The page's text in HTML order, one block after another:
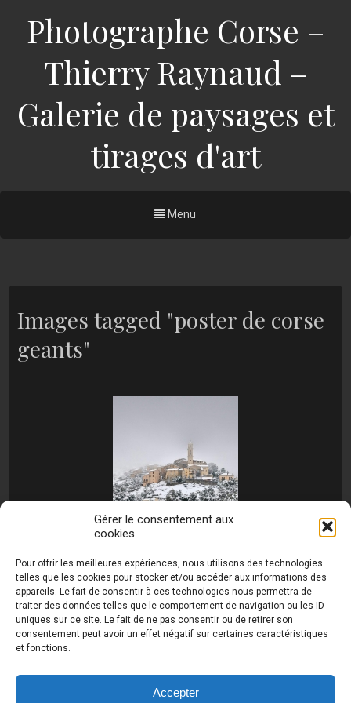
Gérer le consentement aux
cookies
Pour offrir les meilleures expériences, nous utilisons des technologies
telles que les cookies pour stocker et/ou accéder aux informations des
appareils. Le fait de consentir à ces technologies nous permettra de
traiter des données telles que le comportement de navigation ou les ID
uniques sur ce site. Le fait de ne pas consentir ou de retirer son
consentement peut avoir un effet négatif sur certaines caractéristiques
et fonctions.
Accepter
Photographe Corse –
Thierry Raynaud –
Galerie de paysages et
tirages d'art
Menu
Images tagged "poster de corse
geants"
raynaud.com ©
Toutes les photos de ce site sont